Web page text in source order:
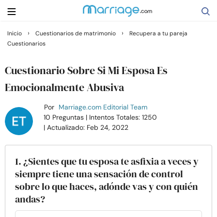
Buscar
Casarse
Relaciones
Familia
Ayuda
Cursos
Inicio › Cuestionarios de matrimonio ›
Recupera a tu pareja
Cuestionarios
Cuestionario Sobre Si Mi Esposa Es
Emocionalmente Abusiva
Por Marriage.com Editorial Team
10 Preguntas | Intentos Totales: 1250
| Actualizado: Feb 24, 2022
1. ¿Sientes que tu esposa te asfixia a veces y
siempre tiene una sensación de control
sobre lo que haces, adónde vas y con quién
andas?